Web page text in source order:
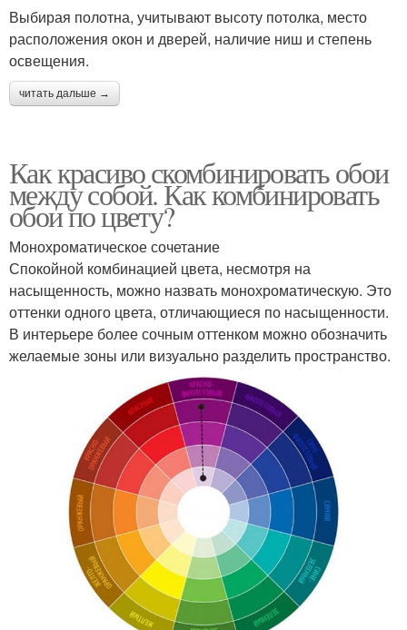
Выбирая полотна, учитывают высоту потолка, место
расположения окон и дверей, наличие ниш и степень
освещения.
читать дальше →
Как красиво скомбинировать обои
между собой. Как комбинировать
обои по цвету?
Монохроматическое сочетание
Спокойной комбинацией цвета, несмотря на
насыщенность, можно назвать монохроматическую. Это
оттенки одного цвета, отличающиеся по насыщенности.
В интерьере более сочным оттенком можно обозначить
желаемые зоны или визуально разделить пространство.